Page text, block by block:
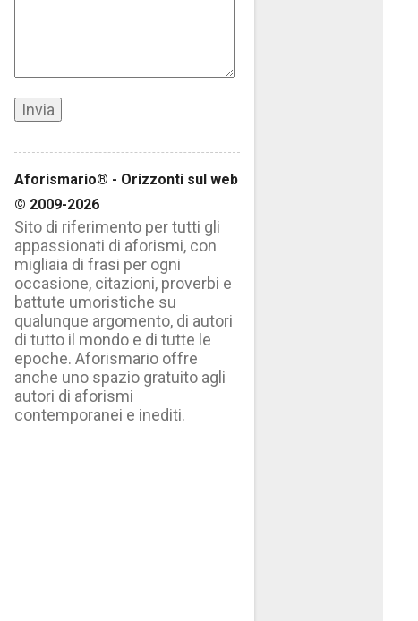
Aforismario® - Orizzonti sul web
© 2009-2026
Sito di riferimento per tutti gli
appassionati di aforismi, con
migliaia di frasi per ogni
occasione, citazioni, proverbi e
battute umoristiche su
qualunque argomento, di autori
di tutto il mondo e di tutte le
epoche. Aforismario offre
anche uno spazio gratuito agli
autori di aforismi
contemporanei e inediti.